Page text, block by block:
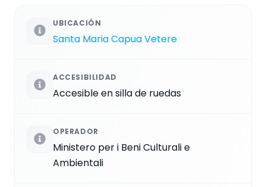
UBICACIÓN
Santa Maria Capua Vetere
ACCESIBILIDAD
Accesible en silla de ruedas
OPERADOR
Ministero per i Beni Culturali e
Ambientali